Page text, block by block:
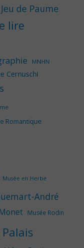
Jeu de Paume
lire
MNHN
Cernuschi
Romantique
Musée en Herbe
André
Musée Rodin